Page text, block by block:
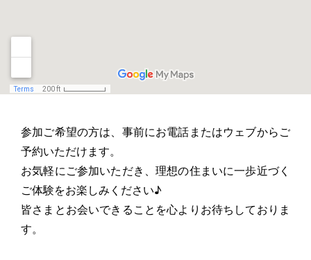
参加ご希望の方は、事前にお電話またはウェブからご
予約いただけます。
お気軽にご参加いただき、理想の住まいに一歩近づく
ご体験をお楽しみください♪
皆さまとお会いできることを心よりお待ちしておりま
す。